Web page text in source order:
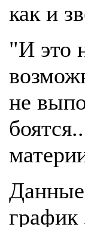
как и
"И это
не
Данные
график